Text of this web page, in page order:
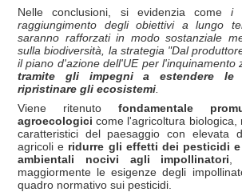
Nelle conclusioni, si evidenzia comei
raggiungimento degli obiettivi a lungo
saranno rafforzati in modo sostanziale
sulla biodiversità , la strategia "Dal
il piano d'azione dell'UE per l'inquinamento
tramite gli impegni a estendere le
ripristinare gli ecosistemi
Viene ritenuto fondamentale
agroecologici come l'agricoltura biologica,
caratteristici del paesaggio con elevata
agricoli e ridurre gli effetti dei pesticidi
ambientali nocivi agli impollinatori ,
maggiormente le esigenze degli
quadro normativo sui pesticidi.